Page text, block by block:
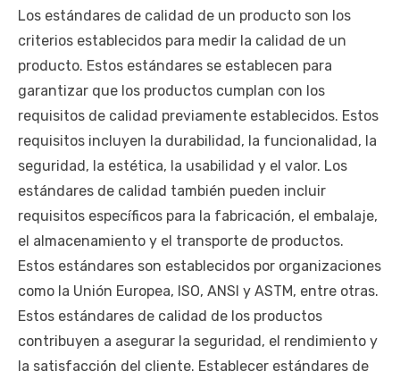
Los estándares de calidad de un producto son los
criterios establecidos para medir la calidad de un
producto. Estos estándares se establecen para
garantizar que los productos cumplan con los
requisitos de calidad previamente establecidos. Estos
requisitos incluyen la durabilidad, la funcionalidad, la
seguridad, la estética, la usabilidad y el valor. Los
estándares de calidad también pueden incluir
requisitos específicos para la fabricación, el embalaje,
el almacenamiento y el transporte de productos.
Estos estándares son establecidos por organizaciones
como la Unión Europea, ISO, ANSI y ASTM, entre otras.
Estos estándares de calidad de los productos
contribuyen a asegurar la seguridad, el rendimiento y
la satisfacción del cliente. Establecer estándares de